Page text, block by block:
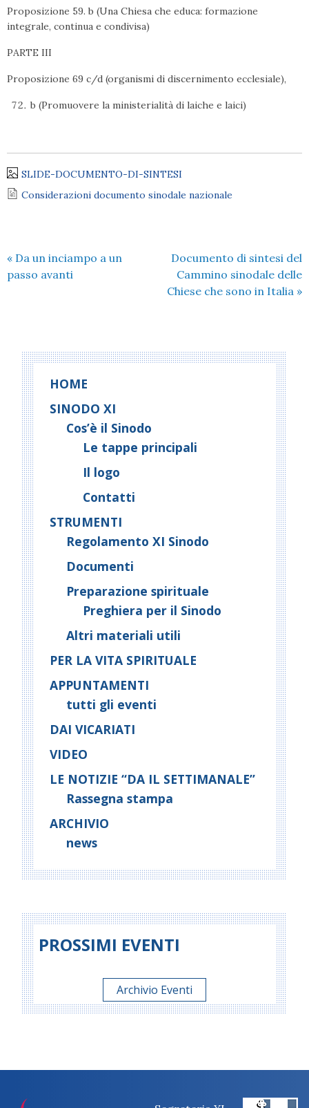
Proposizione 59. b (Una Chiesa che educa: formazione
integrale, continua e condivisa)
PARTE III
Proposizione 69 c/d (organismi di discernimento ecclesiale),
b (Promuovere la ministerialità di laiche e laici)
SLIDE-DOCUMENTO-DI-SINTESI
Considerazioni documento sinodale nazionale
« Da un inciampo a un
passo avanti
Documento di sintesi del
Cammino sinodale delle
Chiese che sono in Italia »
HOME
SINODO XI
Cos’è il Sinodo
Le tappe principali
Il logo
Contatti
STRUMENTI
Regolamento XI Sinodo
Documenti
Preparazione spirituale
Preghiera per il Sinodo
Altri materiali utili
PER LA VITA SPIRITUALE
APPUNTAMENTI
tutti gli eventi
DAI VICARIATI
VIDEO
LE NOTIZIE “DA IL SETTIMANALE”
Rassegna stampa
ARCHIVIO
news
PROSSIMI EVENTI
Archivio Eventi